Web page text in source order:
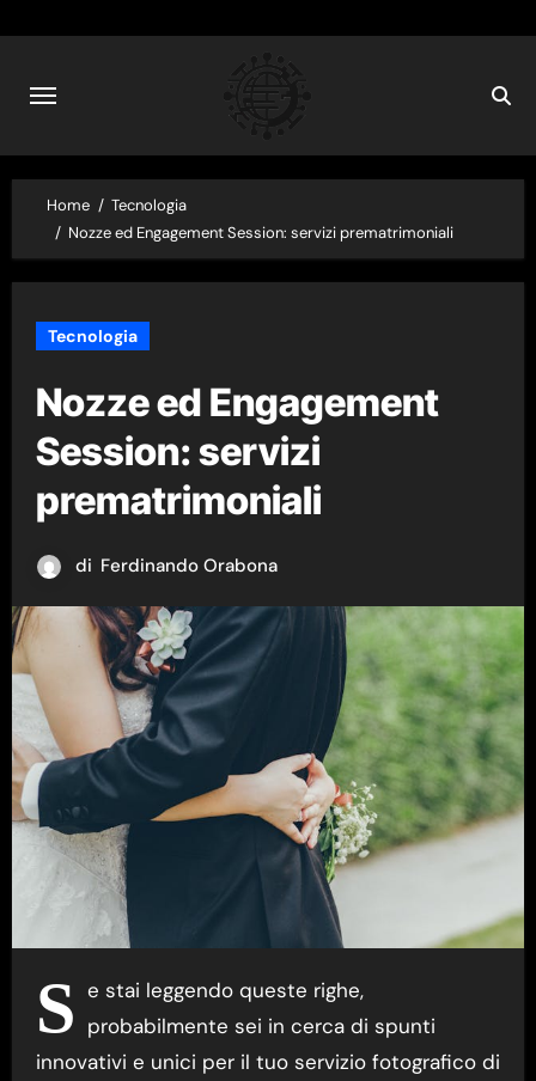
content
Home
Tecnologia
Nozze ed Engagement Session: servizi prematrimoniali
Tecnologia
Nozze ed Engagement
Session: servizi
prematrimoniali
di Ferdinando Orabona
S e stai leggendo queste righe,
probabilmente sei in cerca di spunti
innovativi e unici per il tuo servizio fotografico di